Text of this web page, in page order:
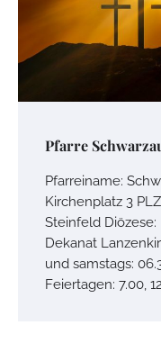
Pfarre
Pfarreiname:
Kirchenplatz 3
Steinfeld Diözese:
Dekanat
und samstags:
Feiertagen: 7.00,